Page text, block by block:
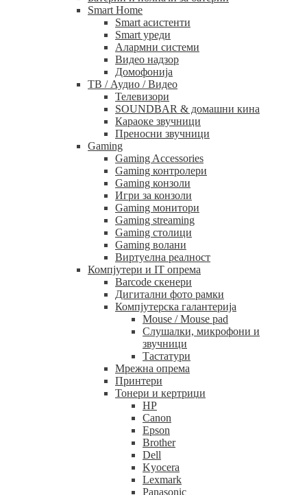
Smart Home
Smart асистенти
Smart уреди
Алармни системи
Видео надзор
Домофонија
ТВ / Аудио / Видео
Телевизори
SOUNDBAR & домашни кина
Караоке звучници
Преносни звучници
Gaming
Gaming Accessories
Gaming контролери
Gaming конзоли
Игри за конзоли
Gaming монитори
Gaming streaming
Gaming столици
Gaming волани
Виртуелна реалност
Компјутери и IT опрема
Barcode скенери
Дигитални фото рамки
Компјутерска галантерија
Mouse / Mouse pad
Слушалки, микрофони и
звучници
Тастатури
Мрежна опрема
Принтери
Тонери и кертриџи
HP
Canon
Epson
Brother
Dell
Kyocera
Lexmark
Panasonic